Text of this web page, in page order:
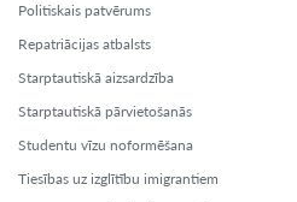
Politiskais patvērums
Repatriācijas atbalsts
Starptautiskā aizsardzība
Starptautiskā pārvietošanās
Studentu vīzu noformēšana
Tiesības uz izglītību imigrantiem